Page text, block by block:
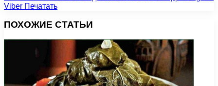
Viber Печатать
ПОХОЖИЕ СТАТЬИ